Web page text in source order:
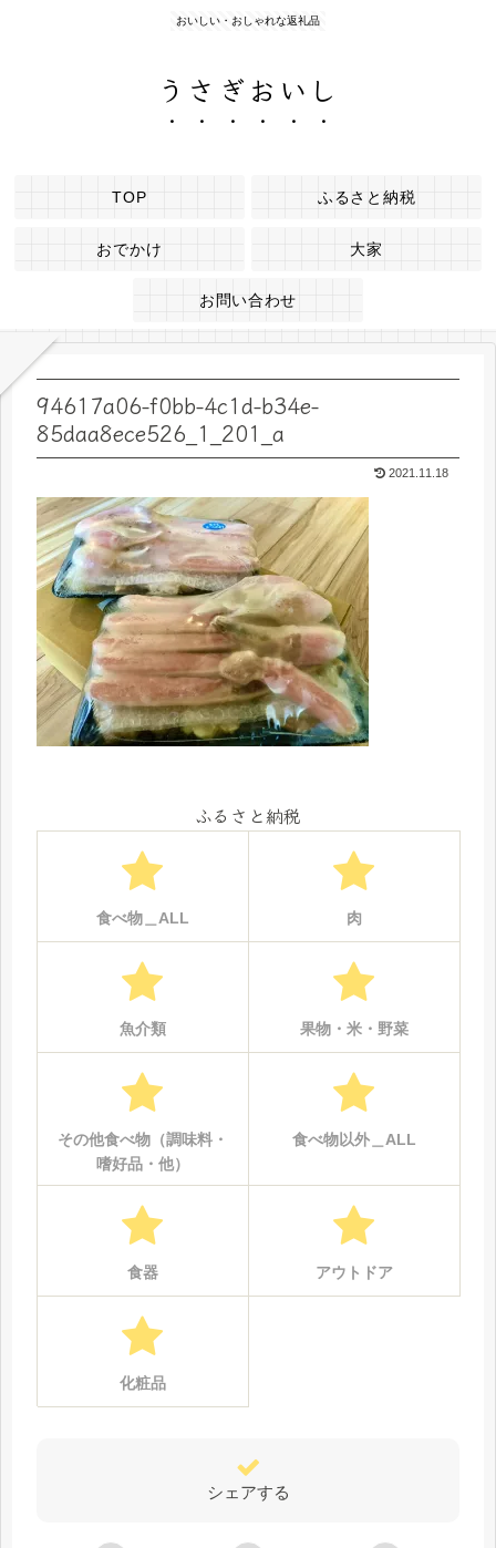
おいしい・おしゃれな返礼品
うさぎおいし
TOP ふるさと納税
おでかけ 大家
お問い合わせ
94617a06-f0bb-4c1d-b34e-
85daa8ece526_1_201_a
2021.11.18
ふるさと納税
食べ物＿ALL 肉
魚介類 果物・米・野菜
その他食べ物（調味料・
嗜好品・他）
食べ物以外＿ALL
食器 アウトドア
化粧品
シェアする